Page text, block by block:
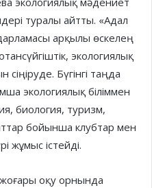
туралы айтты. «Адал
арқылы өскелең
экологиялық
Бүгінгі таңда
экологиялық біліммен
биология, туризм,
бойынша клубтар мен
жұмыс істейді.
жоғары оқу орнында